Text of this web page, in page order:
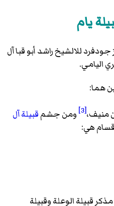
يام
جودفردللالشيخ راشد أبو قباآل
اليامي.
هما:
منيف،[3] ومن جشمقبيلة آل
قبيلة الوعلة وقبيلة